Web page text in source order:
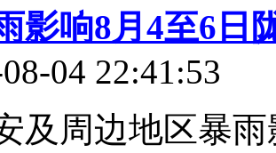
影响8月4至6日
04 22:41:53
及周边地区暴